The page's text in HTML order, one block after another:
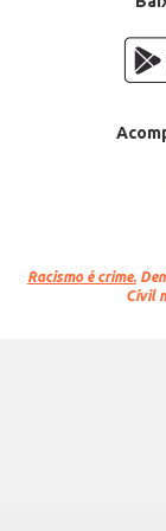
Racismo é crime.
Civil